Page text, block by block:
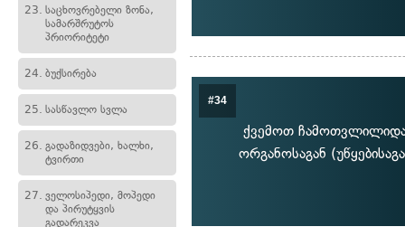
23. საცხოვრებელი ზონა,
სამარშრუტოს
პრიორიტეტი
24. ბუქსირება
25. სასწავლო სვლა
26. გადაზიდვები, ხალხი,
ტვირთი
27. ველოსიპედი, მოპედი
და პირუტყვის
გადარეკვა
#34
ქვემოთ
ორგანოსაგან